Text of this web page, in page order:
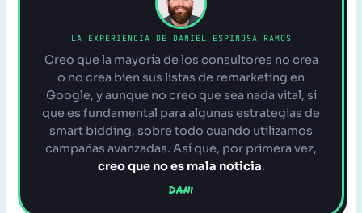
LA EXPERIENCIA DE DANIEL ESPINOSA RAMOS
Creo que la mayoría de los consultores no crea
o no crea bien sus listas de remarketing en
Google, y aunque no creo que sea nada vital, sí
que es fundamental para algunas estrategias de
smart bidding, sobre todo cuando utilizamos
campañas avanzadas. Así que, por primera vez,
creo que no es mala noticia.
Dani